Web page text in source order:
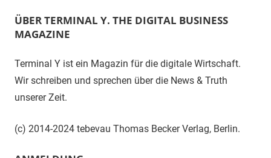
ÜBER TERMINAL Y. THE DIGITAL BUSINESS
MAGAZINE
Terminal Y ist ein Magazin für die digitale Wirtschaft.
Wir schreiben und sprechen über die News & Truth
unserer Zeit.
(c) 2014-2024 tebevau Thomas Becker Verlag, Berlin.